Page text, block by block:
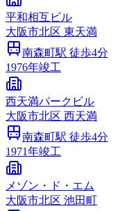
平和相互ビル
大阪市北区 東天満
南森町駅 徒歩4分
1976年竣工
西天満パークビル
大阪市北区 西天満
南森町駅 徒歩4分
1971年竣工
メゾン・ド・エム
大阪市北区 池田町